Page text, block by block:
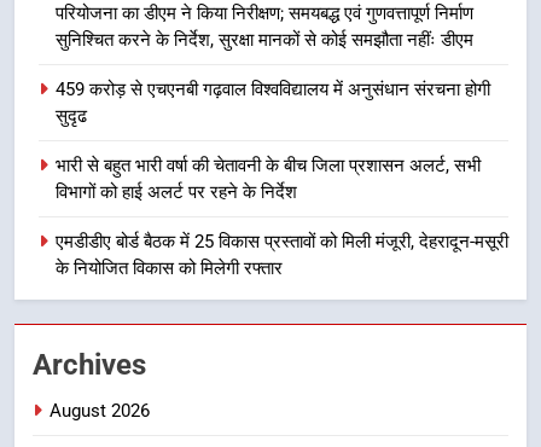
भारी बारिश का अलर्ट! 6 अगस्त को
देहरादून में स्कूल बंद
उत्तराखण्ड
मुख्यमंत्री धामी बोले- युवाओं को रोजगार
देना सरकार की सर्वोच्च प्राथमिकता, आने
वाले महीनों में हजारों पदों पर की जाएगी
भर्ती
उत्तराखण्ड
परियोजना का डीएम ने किया निरीक्षण; समयबद्ध एवं गुणवत्तापूर्ण निर्माण
सुनिश्चित करने के निर्देश, सुरक्षा मानकों से कोई समझौता नहींः डीएम
459 करोड़ से एचएनबी गढ़वाल विश्वविद्यालय में अनुसंधान संरचना होगी
सुदृढ
भारी से बहुत भारी वर्षा की चेतावनी के बीच जिला प्रशासन अलर्ट, सभी
विभागों को हाई अलर्ट पर रहने के निर्देश
एमडीडीए बोर्ड बैठक में 25 विकास प्रस्तावों को मिली मंजूरी, देहरादून-मसूरी
के नियोजित विकास को मिलेगी रफ्तार
Archives
August 2026